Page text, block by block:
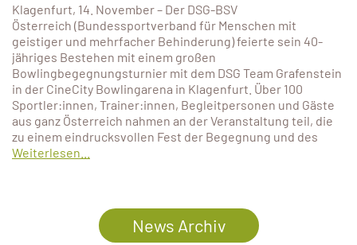
Klagenfurt, 14. November – Der DSG-BSV
Österreich (Bundessportverband für Menschen mit
geistiger und mehrfacher Behinderung) feierte sein 40-
jähriges Bestehen mit einem großen
Bowlingbegegnungsturnier mit dem DSG Team Grafenstein
in der CineCity Bowlingarena in Klagenfurt. Über 100
Sportler:innen, Trainer:innen, Begleitpersonen und Gäste
aus ganz Österreich nahmen an der Veranstaltung teil, die
zu einem eindrucksvollen Fest der Begegnung und des
Weiterlesen...
News Archiv